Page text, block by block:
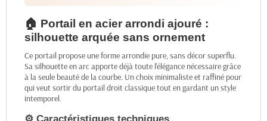
🏠 Portail en acier arrondi ajouré :
silhouette arquée sans ornement
Ce portail propose une forme arrondie pure, sans décor superflu.
Sa silhouette en arc apporte déjà toute l'élégance nécessaire grâce
à la seule beauté de la courbe. Un choix minimaliste et raffiné pour
qui veut sortir du portail droit classique tout en gardant un style
intemporel.
⚙️ Caractéristiques techniques